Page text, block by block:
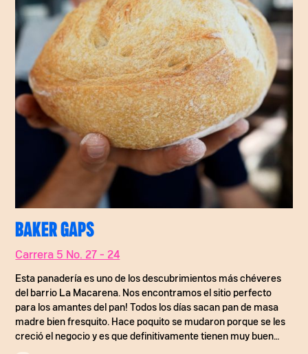
BAKER GAPS
Carrera 5 No. 27 - 24
Esta panadería es uno de los descubrimientos más chéveres
del barrio La Macarena. Nos encontramos el sitio perfecto
para los amantes del pan! Todos los días sacan pan de masa
madre bien fresquito. Hace poquito se mudaron porque se les
creció el negocio y es que definitivamente tienen muy buen